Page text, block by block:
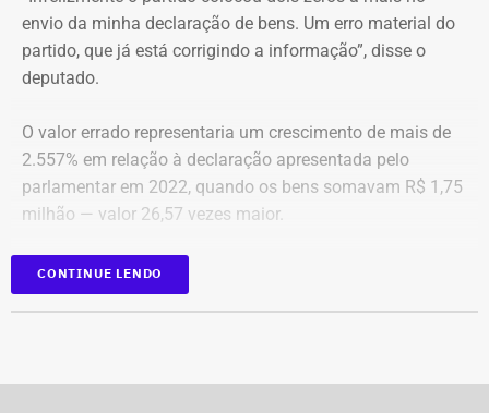
A Caixa Econômica tentou intimar pessoalmente o ex-
deputado federal. Mas como não conseguiu localizá-lo,
dias 5, 6 e 7 de novembro de 2025, concedendo o prazo
legal para regularização da dívida. Posteriormente, a
propriedade foi consolidada em nome da Caixa em 30 de
março de 2026 por causa da falta de pagamento.
*Com informação do blog de Ruben Berta, do portal
Ururau, e também do portal g1
envio da minha declaração de bens. Um erro material do
partido, que já está corrigindo a informação”, disse o
deputado.
O valor errado representaria um crescimento de mais de
2.557% em relação à declaração apresentada pelo
parlamentar em 2022, quando os bens somavam R$ 1,75
milhão — valor 26,57 vezes maior.
As informações foram obtidas no
Tribunal Superior de Justiça (TSE)
CONTINUE LENDO